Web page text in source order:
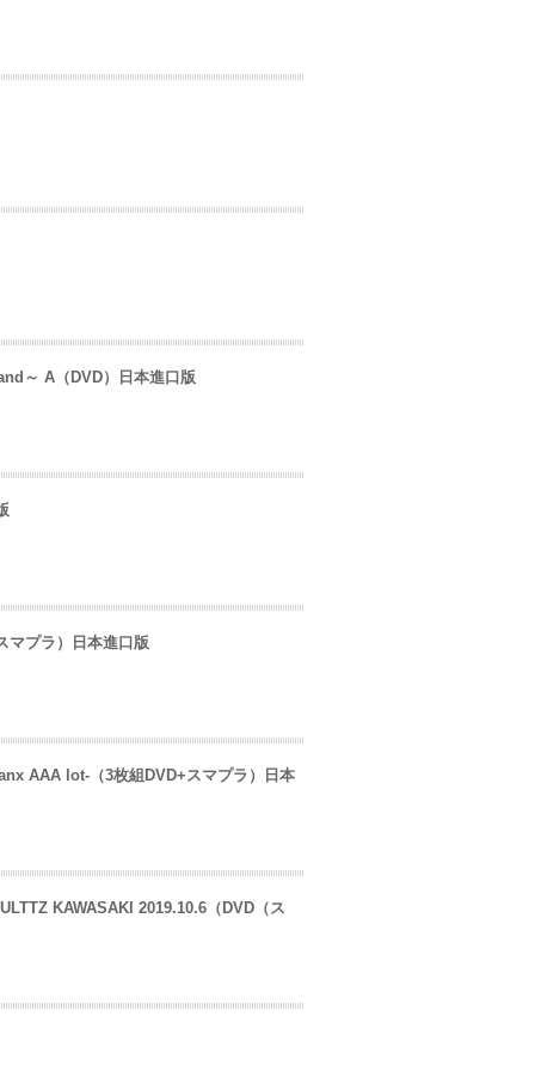
～ A（DVD）日本進口版
マプラ）日本進口版
AAA lot-（3枚組DVD+スマプラ）日本
KAWASAKI 2019.10.6（DVD（ス